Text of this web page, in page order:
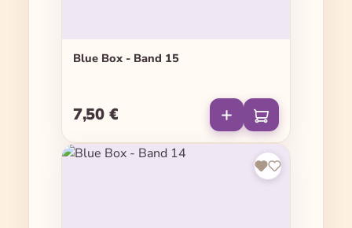
Blue Box - Band 15
Regulärer Preis:
7,50 €